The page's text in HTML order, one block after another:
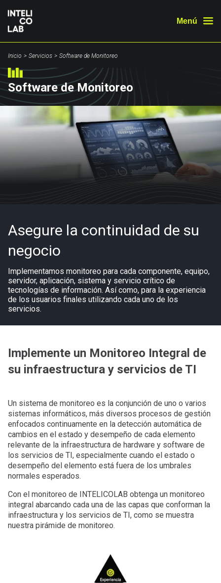
principal
Mostrar
principal
Menú
Inicio Servicios Software de Monitoreo
Software de Monitoreo
Asegure la continuidad de su
negocio
Implementamos monitoreo para cada componente, equipo,
servidor, aplicación, sistema y servicio crítico de
tecnologías de información. Así como, para la experiencia
de los usuarios finales utilizando cada uno de los
servicios.
Implemente un Monitoreo Integral de
su infraestructura y servicios de TI
Un sistema de monitoreo es la conjunción de uno o varios
sistemas informáticos, más diversos procesos de gestión
enfocados continuamente en la detección automática de
cambios en el estado y desempeño de cada elemento
relevante de la infraestructura de hardware y software de
los servicios de TI, especialmente cuando el estado o
desempeño del elemento está fuera de los umbrales
normales esperados.
Con el monitoreo de INTELICOLAB obtenga un monitoreo
integral abarcando cada una de las capas que conforman la
infraestructura y los servicios de TI, como se muestra
nuestra pirámide de monitoreo.